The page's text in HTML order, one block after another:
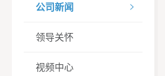

公司新闻
领导关怀
视频中心